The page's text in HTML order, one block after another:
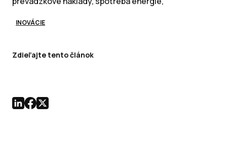
INOVÁCIE
Zdieľajte tento článok